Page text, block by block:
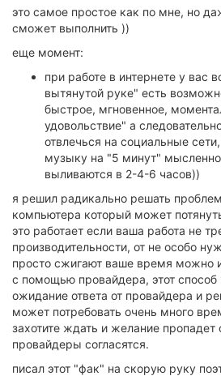
это самое простое как по мне, но
сможет выполнить ))
еще момент:
при работе в интернете у вас
вытянутой руке" есть
быстрое, мгновенное,
удовольствие" а
отвлечься на социальные
музыку на "5 минут"
выливаются в 2-4-6 часов))
я решил радикально решать
компьютера который может
это работает если ваша работа не
производительности, от не особо
просто сжигают ваше время можно
с помощью провайдера, этот
ожидание ответа от провайдера и
может потребовать очень много
захотите ждать и желание пропадет
провайдеры согласятся.
писал этот "фак" на скорую руку